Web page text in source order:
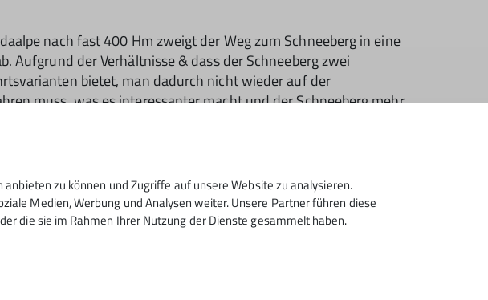
nach fast 400 Hm zweigt der Weg zum Schneeberg in eine
Aufgrund der Verhältnisse & dass der Schneeberg zwei
bietet, man dadurch nicht wieder auf der
muss, was es interessanter macht und der Schneeberg mehr
aber insgesamt reibungslos & zeugte von recht stabilen
leicht angetaut war, im oberen Bereich sogar noch etwas
zu können und Zugriffe auf unsere Website zu analysieren.
Medien, Werbung und Analysen weiter. Unsere Partner führen diese
die sie im Rahmen Ihrer Nutzung der Dienste gesammelt haben.